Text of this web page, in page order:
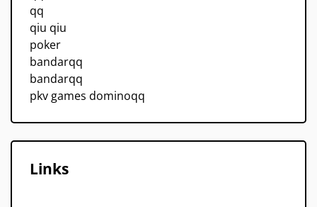
qq
qiu qiu
poker
bandarqq
bandarqq
pkv games dominoqq
Links